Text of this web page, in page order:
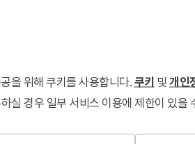
사가 무엇을 주장하는지보다 왜 그
을 위해 쿠키를 사용합니다. 쿠키 및 개인
실 경우 일부 서비스 이용에 제한이 있을